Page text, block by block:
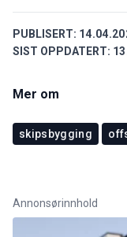
PUBLISERT:
SIST OPPDATERT:
Mer om
skipsbygging
Annonsørinnhold